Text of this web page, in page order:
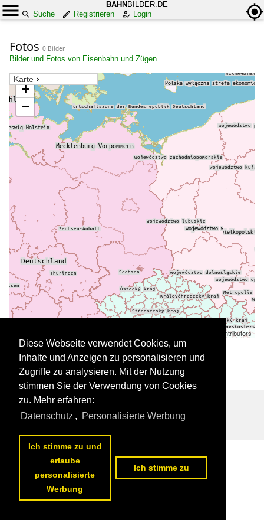
BAHN BILDER.DE
Suche
Registrieren Login
Fotos 0 Bilder
Bilder und Fotos von Eisenbahn und Zügen
Karte
+
−
contributors
Daten werden geladen
Datenschutzerklärung |Impressum| Kontakt
Diese Webseite verwendet Cookies, um
Inhalte und Anzeigen zu personalisieren und
Zugriffe zu analysieren. Mit der Nutzung
stimmen Sie der Verwendung von Cookies
zu. Mehr erfahren:
Datenschutz , Personalisierte Werbung
Ich stimme zu und
erlaube
personalisierte
Werbung
Ich stimme zu